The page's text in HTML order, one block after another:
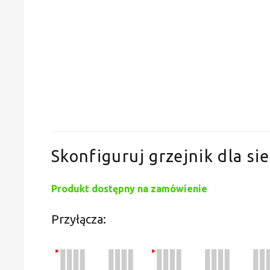
Skonfiguruj grzejnik dla
Produkt dostępny na zamówienie
Przyłącza: